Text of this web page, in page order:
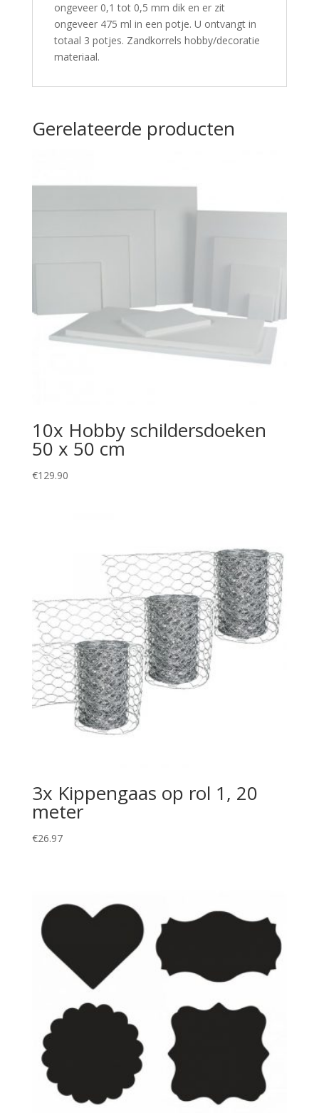
ongeveer 0,1 tot 0,5 mm dik en er zit
ongeveer 475 ml in een potje. U ontvangt in
totaal 3 potjes. Zandkorrels hobby/decoratie
materiaal.
Gerelateerde producten
10x Hobby schildersdoeken
50 x 50 cm
€129.90
3x Kippengaas op rol 1, 20
meter
€26.97